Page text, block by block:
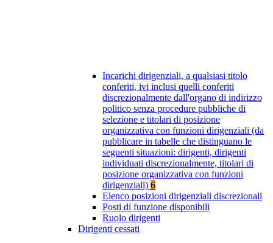
Incarichi dirigenziali, a qualsiasi titolo
conferiti, ivi inclusi quelli conferiti
discrezionalmente dall'organo di indirizzo
politico senza procedure pubbliche di
selezione e titolari di posizione
organizzativa con funzioni dirigenziali (da
pubblicare in tabelle che distinguano le
seguenti situazioni: dirigenti, dirigenti
individuati discrezionalmente, titolari di
posizione organizzativa con funzioni
dirigenziali) 6
Elenco posizioni dirigenziali discrezionali
Posti di funzione disponibili
Ruolo dirigenti
Dirigenti cessati